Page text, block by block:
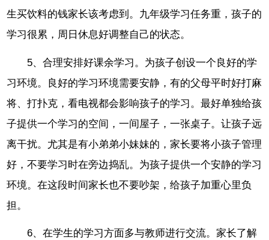
生买饮料的钱家长该考虑到。九年级学习任务重，孩子的
学习很累，周日休息好调整自己的状态。
5、合理安排好课余学习。为孩子创设一个良好的学
习环境。良好的学习环境需要安静，有的父母平时好打麻
将、打扑克，看电视都会影响孩子的学习。最好单独给孩
子提供一个学习的空间，一间屋子，一张桌子。让孩子远
离干扰。尤其是有小弟弟小妹妹的，家长要将小孩子管理
好，不要学习时在旁边捣乱。为孩子提供一个安静的学习
环境。在这段时间家长也不要吵架，给孩子加重心里负
担。
6、在学生的学习方面多与教师进行交流。家长了解